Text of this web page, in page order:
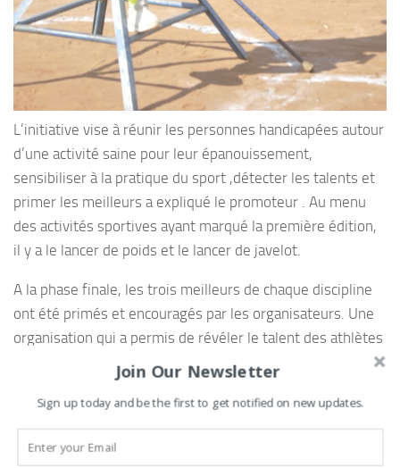
L’initiative vise à réunir les personnes handicapées autour
d’une activité saine pour leur épanouissement,
sensibiliser à la pratique du sport ,détecter les talents et
primer les meilleurs a expliqué le promoteur . Au menu
des activités sportives ayant marqué la première édition,
il y a le lancer de poids et le lancer de javelot.
A la phase finale, les trois meilleurs de chaque discipline
ont été primés et encouragés par les organisateurs. Une
organisation qui a permis de révéler le talent des athlètes
sélectionnés et qui a été une belle expérience pour le
Join Our Newsletter
Sign up today and be the first to get notified on new updates.